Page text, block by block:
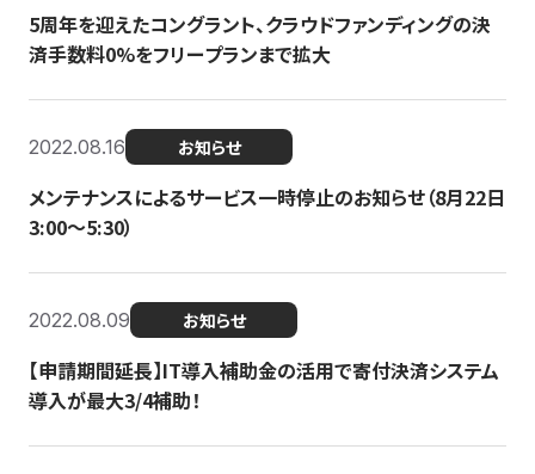
5周年を迎えたコングラント、クラウドファンディングの決
済手数料0%をフリープランまで拡大
2022.08.16 お知らせ
メンテナンスによるサービス一時停止のお知らせ（8月22日
3:00〜5:30）
2022.08.09 お知らせ
【申請期間延長】IT導入補助金の活用で寄付決済システム
導入が最大3/4補助！